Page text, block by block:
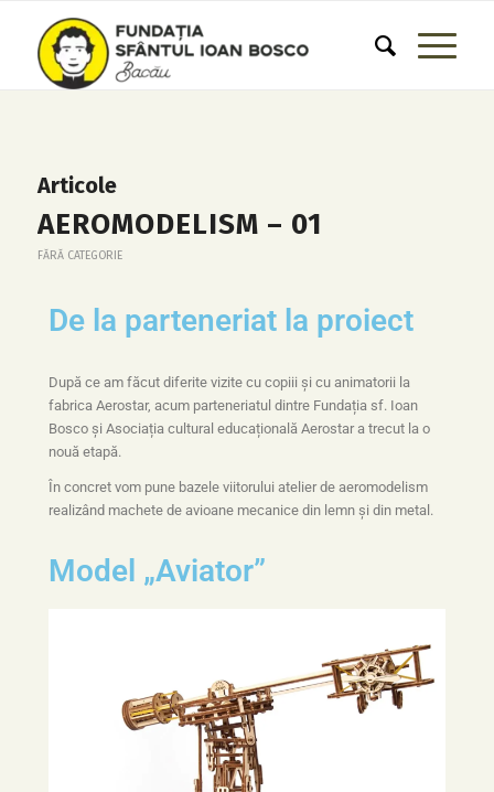
Articole
AEROMODELISM – 01
FĂRĂ CATEGORIE
De la parteneriat la proiect
După ce am făcut diferite vizite cu copiii și cu animatorii la
fabrica Aerostar, acum parteneriatul dintre Fundația sf. Ioan
Bosco și Asociația cultural educațională Aerostar a trecut la o
nouă etapă.
În concret vom pune bazele viitorului atelier de aeromodelism
realizând machete de avioane mecanice din lemn și din metal.
Model „Aviator”